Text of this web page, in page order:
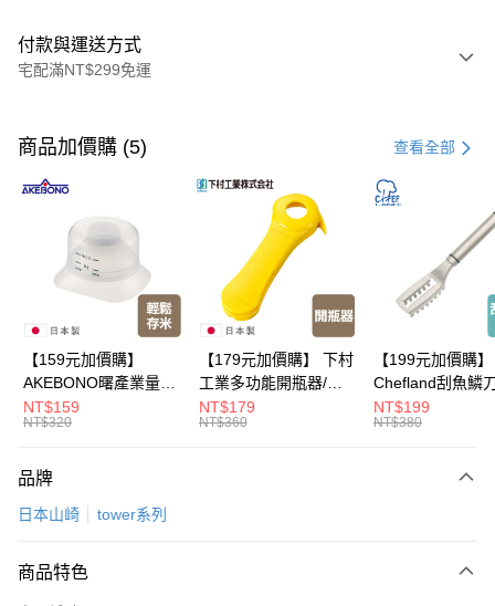
付款與運送方式
宅配滿NT$299免運
信用卡一次付款
超商取貨付款
LINE Pay
Apple Pay
Google Pay
全盈+PAY
大哥付你分期
【大哥付你分期使用說明】
1.本服務由台灣大哥大提供，台灣大哥大用戶可立即使用無須另外申請。
2.付款方式選擇「大哥付你分期」，訂單成立後會自動跳轉到大哥付的交易
成交易。
3.實際核准額度、可分期數及費用金額請依後續交易確認頁面所載為準。
4.訂單成立30分鐘內，如未前往確認交易或遇審核未通過，訂單將自動取
商品加價購 (5) 查看全部
【159元加價購】
AKEBONO曙產業量米
杯漏斗組(白)/量米杯/
米桶/量米用具/任二件8
NT$159
NT$320
【179元加價購】 下村
工業多功能開瓶器/開
瓶器/餐廚用品/料理道
具/任二件8折
NT$179
NT$360
【199元加價購】
Chefland刮魚鱗
魚鱗器/廚房用品/
道具/任二件8折
NT$199
NT$380
品牌
日本山崎 tower系列
商品特色